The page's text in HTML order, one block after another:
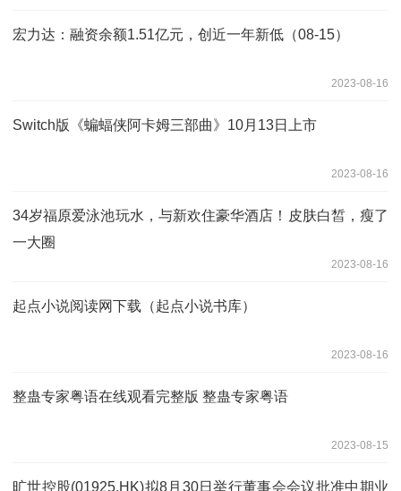
宏力达：融资余额1.51亿元，创近一年新低（08-15）
2023-08-16
Switch版《蝙蝠侠阿卡姆三部曲》10月13日上市
2023-08-16
34岁福原爱泳池玩水，与新欢住豪华酒店！皮肤白皙，瘦了
一大圈
2023-08-16
起点小说阅读网下载（起点小说书库）
2023-08-16
整蛊专家粤语在线观看完整版 整蛊专家粤语
2023-08-15
旷世控股(01925.HK)拟8月30日举行董事会会议批准中期业